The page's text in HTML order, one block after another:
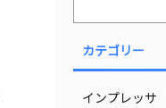
カテゴリー
インプレッサ